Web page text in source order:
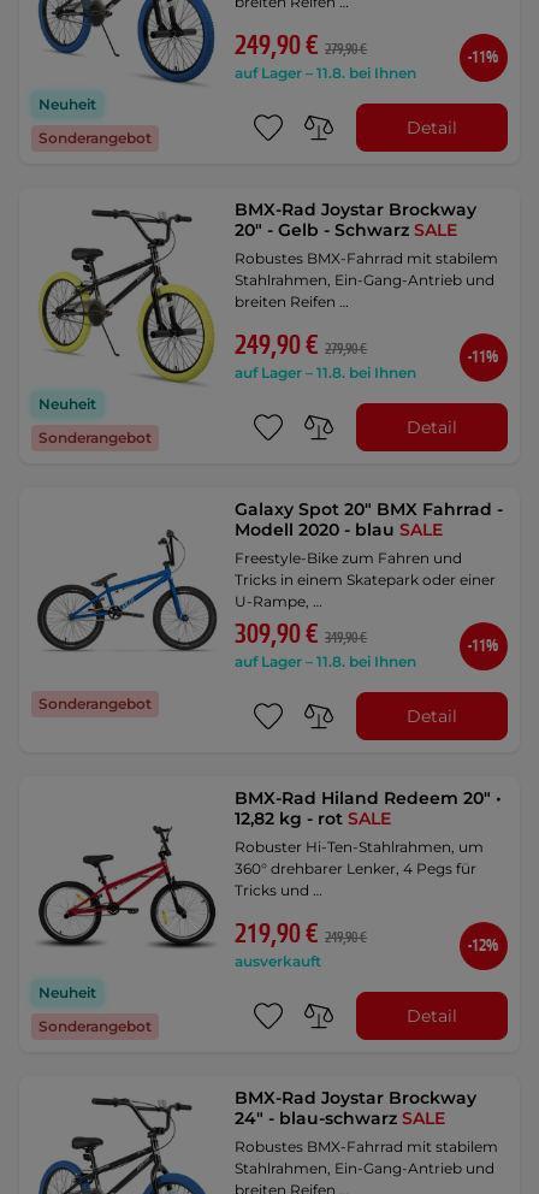
Neuheit
Sonderangebot
249,90 € 279,90 €
auf Lager – 11.8. bei Ihnen
-11%
Detail
Neuheit
Sonderangebot
BMX-Rad Joystar Brockway
20" - Gelb - SchwarzSALE
Robustes BMX-Fahrrad mit stabilem
Stahlrahmen, Ein-Gang-Antrieb und
breiten Reifen …
249,90 € 279,90 €
auf Lager – 11.8. bei Ihnen
-11%
Detail
Sonderangebot
Galaxy Spot 20" BMX Fahrrad -
Modell 2020 - blauSALE
Freestyle-Bike zum Fahren und
Tricks in einem Skatepark oder einer
U-Rampe, …
309,90 € 349,90 €
auf Lager – 11.8. bei Ihnen
-11%
Detail
Neuheit
Sonderangebot
BMX-Rad Hiland Redeem 20" •
12,82 kg - rotSALE
Robuster Hi-Ten-Stahlrahmen, um
360° drehbarer Lenker, 4 Pegs für
Tricks und …
219,90 € 249,90 €
ausverkauft
-12%
Detail
BMX-Rad Joystar Brockway
24" - blau-schwarzSALE
Robustes BMX-Fahrrad mit stabilem
Stahlrahmen, Ein-Gang-Antrieb und
breiten Reifen …